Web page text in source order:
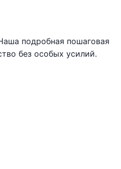
подробная пошаговая
без особых усилий.